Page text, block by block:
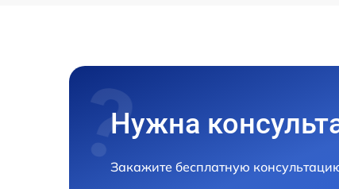
Нужна
Закажите бесплатную